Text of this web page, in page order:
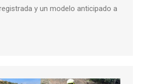
y un modelo anticipado a